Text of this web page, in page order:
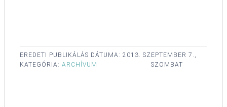
EREDETI PUBLIKÁLÁS DÁTUMA: 2013. SZEPTEMBER 7.,
SZOMBAT
KATEGÓRIA: ARCHÍVUM